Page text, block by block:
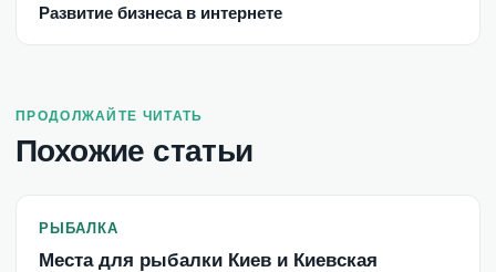
Развитие бизнеса в интернете
ПРОДОЛЖАЙТЕ ЧИТАТЬ
Похожие статьи
РЫБАЛКА
Места для рыбалки Киев и Киевская